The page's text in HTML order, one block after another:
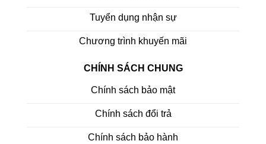
Tuyển dụng nhận sự
Chương trình khuyến mãi
CHÍNH SÁCH CHUNG
Chính sách bảo mật
Chính sách đổi trả
Chính sách bảo hành